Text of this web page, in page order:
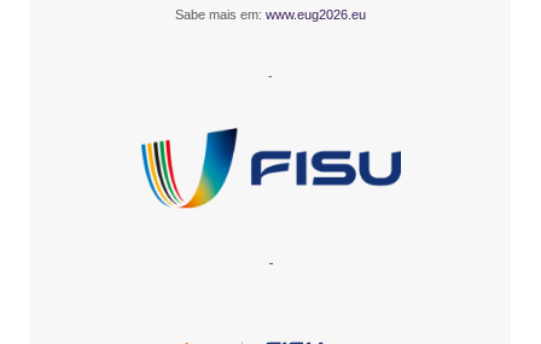
Sabe mais em: www.eug2026.eu
-
-